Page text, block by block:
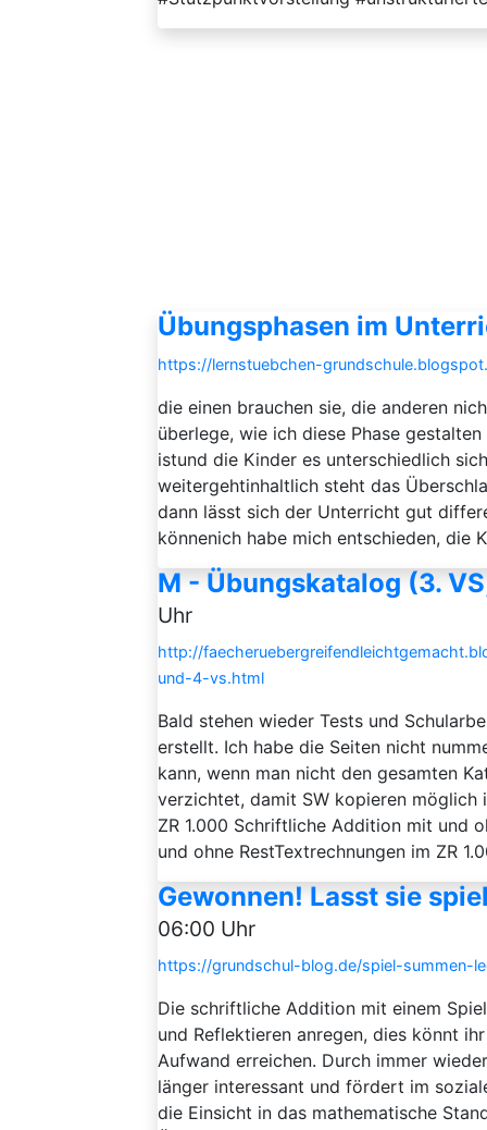
Übungsphasen im
https://lernstuebchen-
die einen brauchen sie, die anderen
überlege, wie ich diese Phase
istund die Kinder es unterschiedlich
weitergehtinhaltlich steht das
dann lässt sich der Unterricht gut
könnenich habe mich entschieden, die
M - Übungskatalog (3.
Uhr
http://
und-4-vs.html
Bald stehen wieder Tests und
erstellt. Ich habe die Seiten nicht
kann, wenn man nicht den gesamten
verzichtet, damit SW kopieren möglich
ZR 1.000 Schriftliche Addition mit und
und ohne RestTextrechnungen im ZR
Gewonnen! Lasst sie
06:00 Uhr
https://grundschul-blog.de/spiel-summen-
Die schriftliche Addition mit einem
und Reflektieren anregen, dies könnt
Aufwand erreichen. Durch immer
länger interessant und fördert im
die Einsicht in das mathematische